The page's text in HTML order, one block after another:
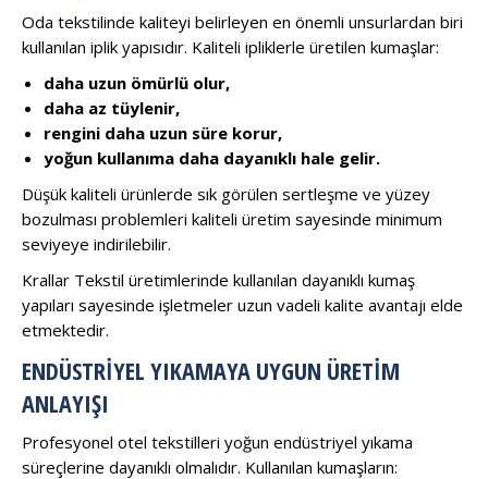
Oda tekstilinde kaliteyi belirleyen en önemli unsurlardan biri
kullanılan iplik yapısıdır. Kaliteli ipliklerle üretilen kumaşlar:
daha uzun ömürlü olur,
daha az tüylenir,
rengini daha uzun süre korur,
yoğun kullanıma daha dayanıklı hale gelir.
Düşük kaliteli ürünlerde sık görülen sertleşme ve yüzey
bozulması problemleri kaliteli üretim sayesinde minimum
seviyeye indirilebilir.
Krallar Tekstil üretimlerinde kullanılan dayanıklı kumaş
yapıları sayesinde işletmeler uzun vadeli kalite avantajı elde
etmektedir.
ENDÜSTRIYEL YIKAMAYA UYGUN ÜRETIM
ANLAYIŞI
Profesyonel otel tekstilleri yoğun endüstriyel yıkama
süreçlerine dayanıklı olmalıdır. Kullanılan kumaşların: